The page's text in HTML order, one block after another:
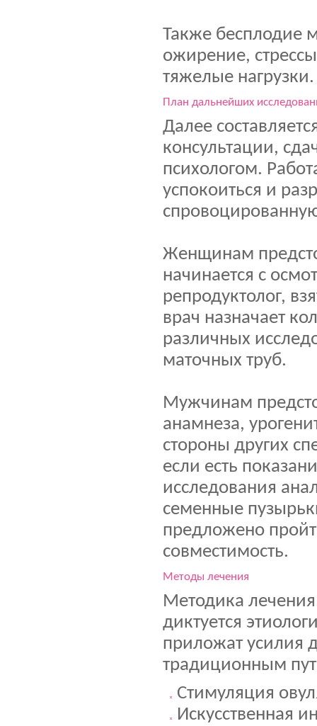
Также бесплодие
ожирение,
тяжелые нагрузки.
План дальнейших
Далее
консультации,
психологом.
успокоиться и
Женщинам
начинается с
репродуктолог,
врач назначает
различных
маточных труб.
Мужчинам
анамнеза,
стороны других
если есть
исследования
семенные
предложено
совместимость.
Методы лечения
Методика
диктуется
приложат усилия
традиционным
Стимуляция
Искусственная